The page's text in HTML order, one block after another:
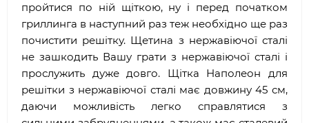
пройтися по ній щіткою, ну і перед початком
гриллинга в наступний раз теж необхідно ще раз
почистити решітку. Щетина з нержавіючої сталі
не зашкодить Вашу грати з нержавіючої сталі і
прослужить дуже довго. Щітка Наполеон для
решітки з нержавіючої сталі має довжину 45 см,
даючи можливість легко справлятися з